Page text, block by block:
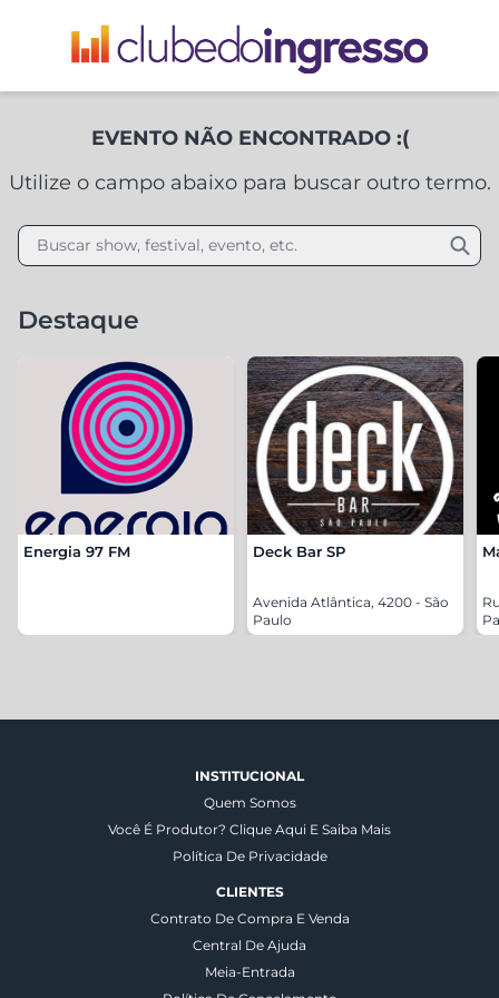
EVENTO NÃO ENCONTRADO :(
Utilize o campo abaixo para buscar outro termo.
Buscar show, festival, evento, etc.
Destaque
Energia 97 FM Deck Bar SP
Avenida Atlântica, 4200 - São
Paulo
INSTITUCIONAL
Quem Somos
Você É Produtor? Clique Aqui E Saiba Mais
Política De Privacidade
CLIENTES
Contrato De Compra E Venda
Central De Ajuda
Meia-Entrada